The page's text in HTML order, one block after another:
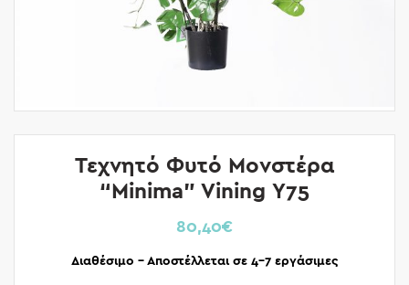
Τεχνητό Φυτό Μονστέρα
“Minima” Vining Υ75
80,40€
Διαθέσιμο – Αποστέλλεται σε 4-7 εργάσιμες